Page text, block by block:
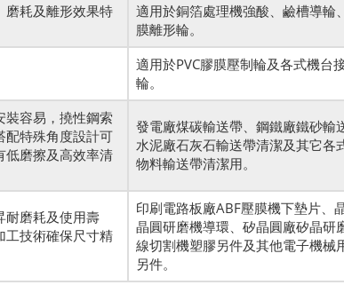
磨耗及離形效果特
適用於銅箔處理機強酸、鹼槽導輪
膜離形輪。
適用於PVC膠膜壓制輪及各式機台
輪。
裝容易，撓性鋼索
配特殊角度設計可
低磨擦及高效率清
發電廠煤碳輸送帶、鋼鐵廠鐵砂輸
水泥廠石灰石輸送帶清潔及其它各
物料輸送帶清潔用。
耐磨耗及使用壽
工技術確保尺寸精
印刷電路板廠ABF壓膜機下墊片、
晶圓研磨機導環、矽晶圓廠矽晶研
線切割機塑膠另件及其他電子機械
另件。